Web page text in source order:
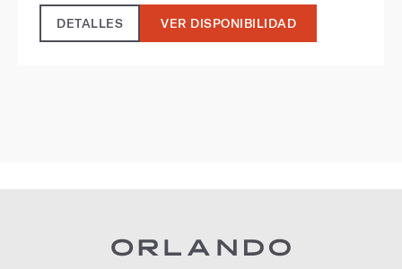
DETALLES VER DISPONIBILIDAD